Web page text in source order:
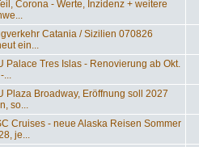
Corona - Werte, Inzidenz + weitere
Catania / Sizilien 070826
ein...
Palace Tres Islas - Renovierung ab Okt.
...
Plaza Broadway, Eröffnung soll 2027
so...
Cruises - neue Alaska Reisen Sommer
je...